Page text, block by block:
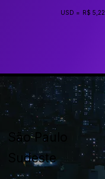
USD = R$ 5,22
São Paulo
Sudeste